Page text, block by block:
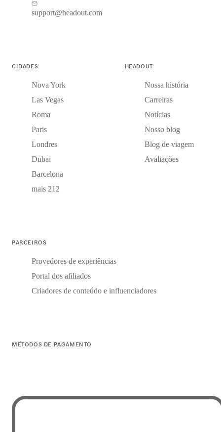
support@headout.com
CIDADES
Nova York
Las Vegas
Roma
Paris
Londres
Dubai
Barcelona
mais 212
HEADOUT
Nossa história
Carreiras
Notícias
Nosso blog
Blog de viagem
Avaliações
PARCEIROS
Provedores de experiências
Portal dos afiliados
Criadores de conteúdo e influenciadores
MÉTODOS DE PAGAMENTO